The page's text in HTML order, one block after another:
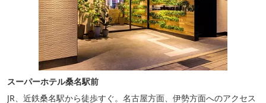
スーパーホテル桑名駅前
JR、近鉄桑名駅から徒歩すぐ。名古屋方面、伊勢方面へのアクセス